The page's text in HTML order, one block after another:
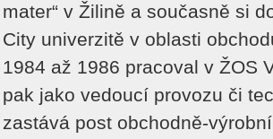
mater“ v Žilině a současně si
City univerzitě v oblasti
1984 až 1986 pracoval v ŽOS
pak jako vedoucí provozu či
zastává post obchodně-